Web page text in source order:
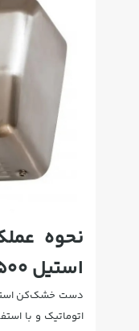
نحوه
استیل 2500 وات برند apadana
اتوماتیک و با